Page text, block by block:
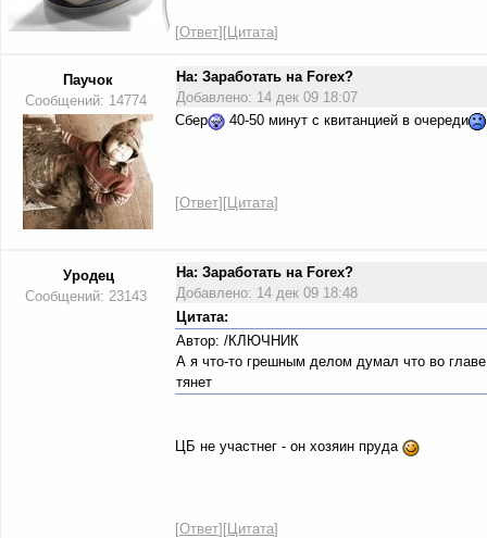
[Ответ][Цитата]
Паучок
Сообщений: 14774
На: Заработать на Forex?
Добавлено: 14 дек 09 18:07
Сбер
40-50 минут с квитанцией в очереди
[Ответ][Цитата]
Уродец
Сообщений: 23143
На: Заработать на Forex?
Добавлено: 14 дек 09 18:48
Цитата:
Автор: /КЛЮЧНИК
А я что-то грешным делом думал что во
тянет
ЦБ не участнег - он хозяин пруда
[Ответ][Цитата]